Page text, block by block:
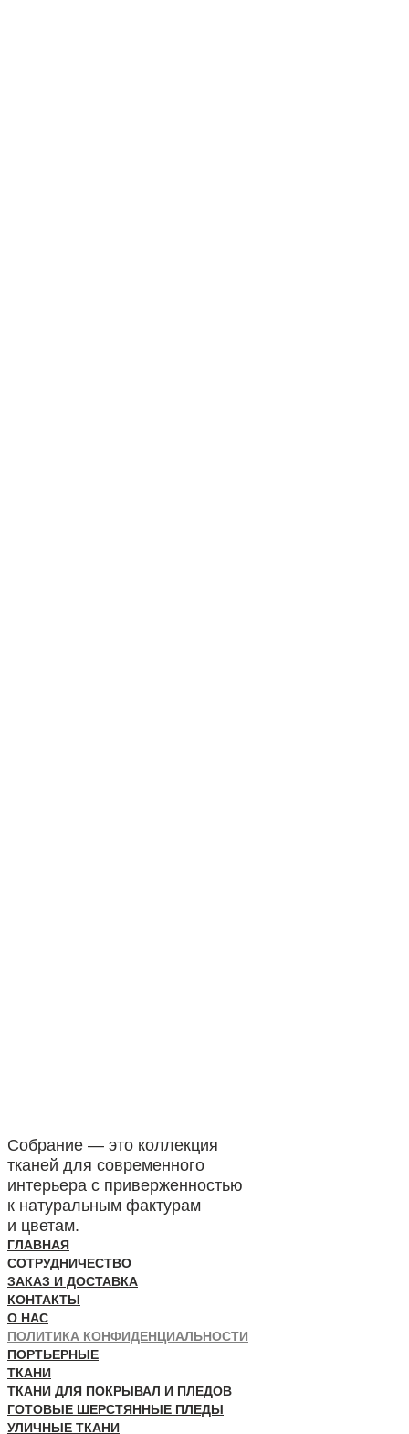
Собрание — это коллекция
тканей для современного
интерьера с приверженностью
к натуральным фактурам
и цветам.
ГЛАВНАЯ
СОТРУДНИЧЕСТВО
ЗАКАЗ И ДОСТАВКА
КОНТАКТЫ
О НАС
ПОЛИТИКА КОНФИДЕНЦИАЛЬНОСТИ
ПОРТЬЕРНЫЕ
ТКАНИ
ТКАНИ ДЛЯ ПОКРЫВАЛ И ПЛЕДОВ
ГОТОВЫЕ ШЕРСТЯННЫЕ ПЛЕДЫ
УЛИЧНЫЕ ТКАНИ